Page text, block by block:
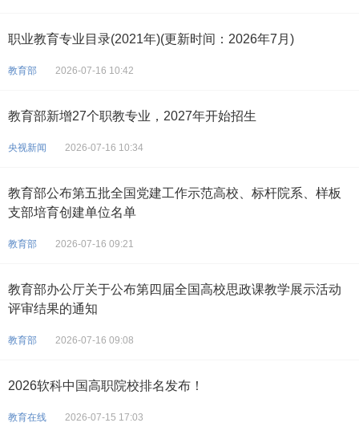
职业教育专业目录(2021年)(更新时间：2026年7月)
教育部 2026-07-16 10:42
教育部新增27个职教专业，2027年开始招生
央视新闻 2026-07-16 10:34
教育部公布第五批全国党建工作示范高校、标杆院系、样板
支部培育创建单位名单
教育部 2026-07-16 09:21
教育部办公厅关于公布第四届全国高校思政课教学展示活动
评审结果的通知
教育部 2026-07-16 09:08
2026软科中国高职院校排名发布！
教育在线 2026-07-15 17:03